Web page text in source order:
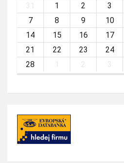
1 2 3
7
8 9 10
14
15 16 17
21
22 23 24
28